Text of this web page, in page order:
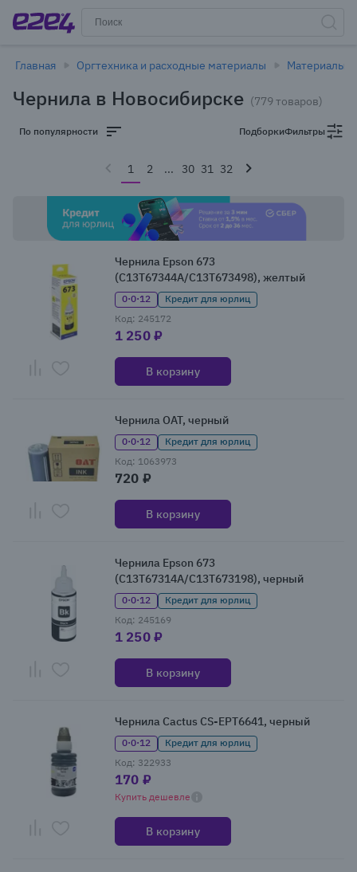
Главная Оргтехника и расходные материалы Материалы
Чернила в Новосибирске (779 товаров)
По популярности ПодборкиФильтры
1 2 ... 30 31 32
Чернила Epson 673
(C13T67344A/C13T673498), желтый
0·0·12
Кредит для юрлиц
Код: 245172
1 250 ₽
В корзину
Чернила OAT, черный
0·0·12
Кредит для юрлиц
Код: 1063973
720 ₽
В корзину
Чернила Epson 673
(C13T67314A/C13T673198), черный
0·0·12
Кредит для юрлиц
Код: 245169
1 250 ₽
В корзину
Чернила Cactus CS-EPT6641, черный
0·0·12
Кредит для юрлиц
Код: 322933
170 ₽
Купить дешевле
В корзину